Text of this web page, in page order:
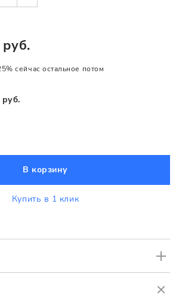
руб.
сейчас остальное потом
В корзину
Купить в 1 клик